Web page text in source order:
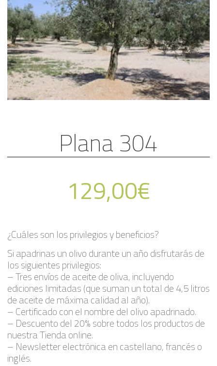
Plana 304
129,00€
¿Cuáles son los privilegios y beneficios?
Si apadrinas un olivo durante un año disfrutarás de
los siguientes privilegios:
– Tres envíos de aceite de oliva, incluyendo
ediciones limitadas (que suman un total de 4,5 litros
de aceite de máxima calidad al año).
– Certificado con el nombre del olivo apadrinado.
– Descuento del 20% sobre todos los productos de
nuestra Tienda online.
– Newsletter electrónica en castellano, francés o
inglés.